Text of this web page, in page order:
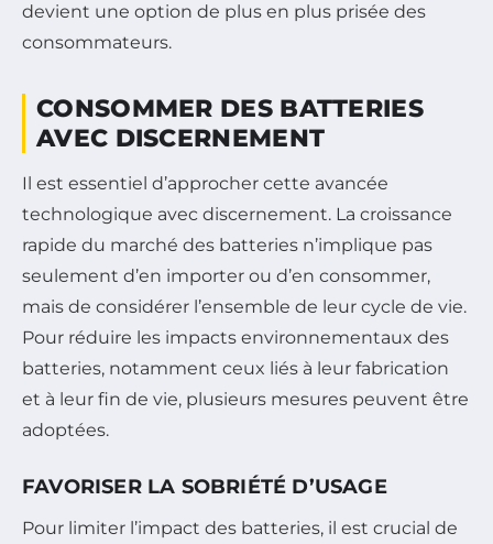
devient une option de plus en plus prisée des
consommateurs.
CONSOMMER DES BATTERIES
AVEC DISCERNEMENT
Il est essentiel d’approcher cette avancée
technologique avec discernement. La croissance
rapide du marché des batteries n’implique pas
seulement d’en importer ou d’en consommer,
mais de considérer l’ensemble de leur cycle de vie.
Pour réduire les impacts environnementaux des
batteries, notamment ceux liés à leur fabrication
et à leur fin de vie, plusieurs mesures peuvent être
adoptées.
FAVORISER LA SOBRIÉTÉ D’USAGE
Pour limiter l’impact des batteries, il est crucial de